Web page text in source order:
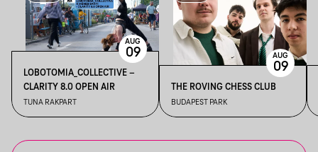
LOBOTOMIA_COLLECTIVE –
CLARITY 8.0 OPEN AIR
TUNA RAKPART
AUG
09
THE ROVING CHESS CLUB
BUDAPEST PARK
AUG
09